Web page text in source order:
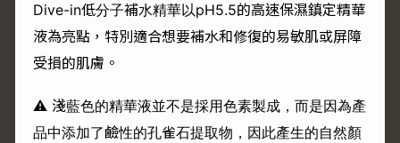
Dive-in低分子補水精華以pH5.5的高速保濕鎮定精華
液為亮點，特別適合想要補水和修復的易敏肌或屏障
受損的肌膚。
⚠ 淺藍色的精華液並不是採用色素製成，而是因為產
品中添加了鹼性的孔雀石提取物，因此產生的自然顏